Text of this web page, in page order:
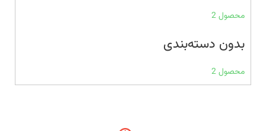
محصول 2
بدون دسته‌بندی
محصول 2